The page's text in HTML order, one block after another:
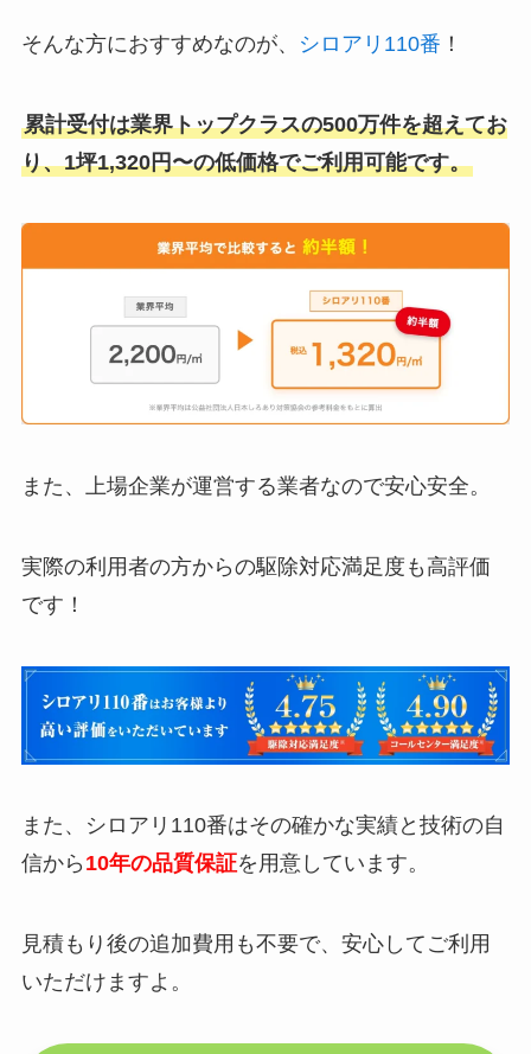
そんな方におすすめなのが、 シロアリ110番 ！
累計受付は業界トップクラスの500万件を超えてお
り、1坪1,320円〜の低価格でご利用可能です。
また、上場企業が運営する業者なので安心安全。
実際の利用者の方からの駆除対応満足度も高評価
です！
また、シロアリ110番はその確かな実績と技術の自
信から 10年の品質保証を用意しています。
見積もり後の追加費用も不要で、安心してご利用
いただけますよ。